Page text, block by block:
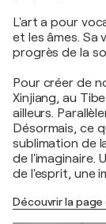
L'art a pour
et les âmes. Sa
progrès de la
Pour créer de
Xinjiang, au
ailleurs.
Désormais, ce
sublimation de
de l'imaginaire.
de l'esprit, une
Découvrir la page